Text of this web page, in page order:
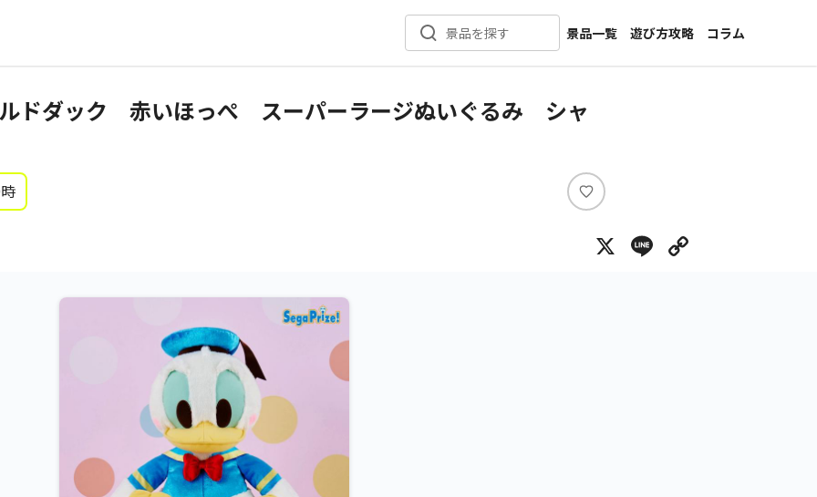
景品を探す
景品一覧
新着景品
作品名一覧
遊び方攻略
コラム
インタビュー
ルドダック 赤いほっぺ スーパーラージぬいぐるみ シャ
い
ね
X Line